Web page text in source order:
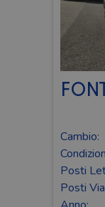
Cambio:
Posti
Posti